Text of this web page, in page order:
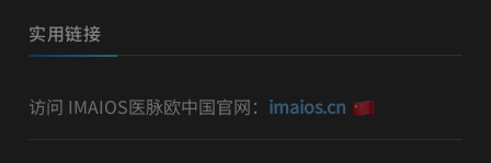
实用链接
访问 IMAIOS医脉欧中国官网： imaios.cn